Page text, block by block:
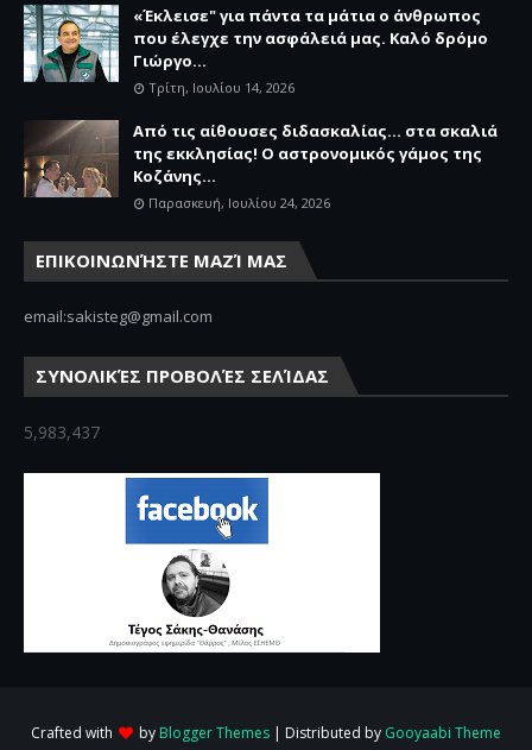
«Έκλεισε" για πάντα τα μάτια ο άνθρωπος
που έλεγχε την ασφάλειά μας. Καλό δρόμο
Γιώργο...
Τρίτη, Ιουλίου 14, 2026
Από τις αίθουσες διδασκαλίας… στα σκαλιά
της εκκλησίας! Ο αστρονομικός γάμος της
Κοζάνης...
Παρασκευή, Ιουλίου 24, 2026
ΕΠΙΚΟΙΝΩΝΉΣΤΕ ΜΑΖΊ ΜΑΣ
email:sakisteg@gmail.com
ΣΥΝΟΛΙΚΈΣ ΠΡΟΒΟΛΈΣ ΣΕΛΊΔΑΣ
5,983,437
Crafted with by Blogger Themes | Distributed by Gooyaabi Theme